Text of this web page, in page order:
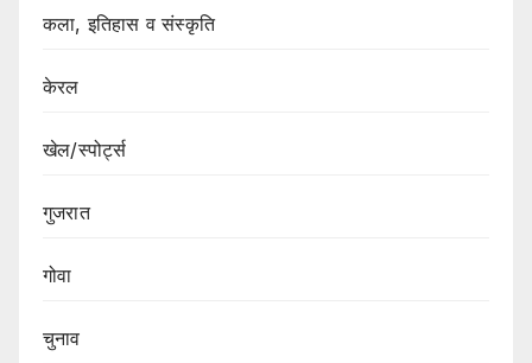
कला, इतिहास व संस्कृति
केरल
खेल/स्पोर्ट्स
गुजरात
गोवा
चुनाव